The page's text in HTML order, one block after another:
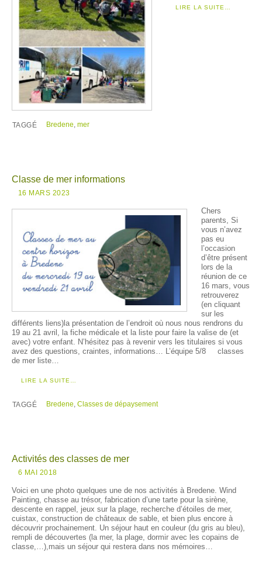
LIRE LA SUITE…
TAGGÉ Bredene,mer
Classe de mer informations
16 MARS 2023
Chers
parents, Si
vous n’avez
pas eu
l’occasion
d’être présent
lors de la
réunion de ce
16 mars, vous
retrouverez
(en cliquant
sur les
différents liens)la présentation de l’endroit où nous nous rendrons du
19 au 21 avril, la fiche médicale et la liste pour faire la valise de (et
avec) votre enfant. N’hésitez pas à revenir vers les titulaires si vous
avez des questions, craintes, informations… L’équipe 5/8 classes
de mer liste…
LIRE LA SUITE…
TAGGÉ Bredene,Classes de dépaysement
Activités des classes de mer
6 MAI 2018
Voici en une photo quelques une de nos activités à Bredene. Wind
Painting, chasse au trésor, fabrication d’une tarte pour la sirène,
descente en rappel, jeux sur la plage, recherche d’étoiles de mer,
cuistax, construction de châteaux de sable, et bien plus encore à
découvrir prochainement. Un séjour haut en couleur (du gris au bleu),
rempli de découvertes (la mer, la plage, dormir avec les copains de
classe,…),mais un séjour qui restera dans nos mémoires…